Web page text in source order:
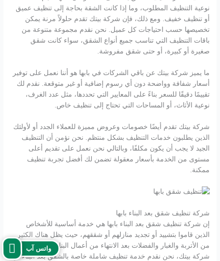
نوعية التنظيف المطلوب، وما إذا كانت الشقة بحاجة إلى تنظيف عميق
أو تنظيف خفيف. ومع ذلك، فإن شركة بيتك تقدم حلولاً مرنة يمكن
تخصيصها حسب احتياجات كل عميل. نحن نقدم مجموعة متنوعة من
باقات التنظيف التي تناسب جميع أنواع الشقق، سواء كانت شقق
صغيرة أو كبيرة، أو حتى شقق مفروشة.
ما يميز شركة بيتك عن باقي الشركات في بابها هو أننا نعمل على توفير
أسعار شفافة وواضحة دون أي رسوم إضافية أو غير متوقعة. نقدم لك
تقييمًا دقيقًا للسعر بناءً على المعايير التي تحددها، مثل عدد الغرف،
نوعية الأثاث، أو المساحات التي تحتاج إلى تنظيف خاص.
شركة بيتك تقدم أيضًا خصومات وعروض مميزة للعملاء الجدد أو لأولئك
الذين يطلبون خدمات التنظيف بشكل منتظم. نحن نؤمن أن التنظيف
الجيد لا يجب أن يكون مكلفًا، وبالتالي نحن نعمل على تقديم أعلى
مستوى من الخدمة بأسعار معقولة تضمن لك أفضل تجربة تنظيف
ممكنة.
شركة تنظيف شقق بعد البناء بابها
إن شركة تنظيف شقق بعد البناء بابها هي خدمة أساسية للأشخاص
الذين قاموا بتشييد أو تجديد منازلهم أو شققهم، حيث يظل هناك الكثير
من الأتربة والغبار والفضلات بعد الانتهاء من أعمال البناء أو الترميم. في
شركة بيتك، نحن نقدم خدمة تنظيف شاملة خاصة بالشقق بعد البناء أو
واتس آب